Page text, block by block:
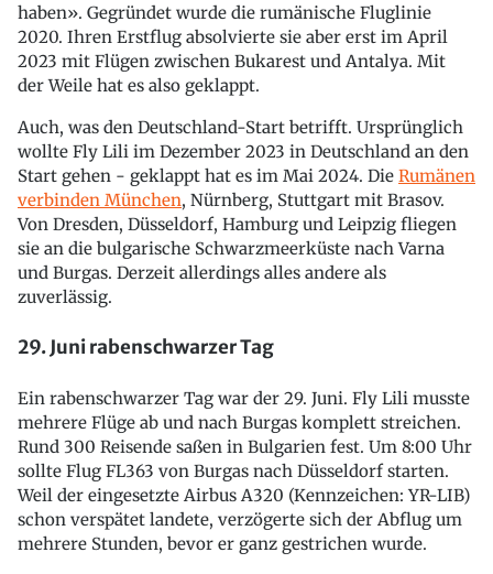
haben». Gegründet wurde die rumänische Fluglinie
2020. Ihren Erstflug absolvierte sie aber erst im April
2023 mit Flügen zwischen Bukarest und Antalya. Mit
der Weile hat es also geklappt.
Auch, was den Deutschland-Start betrifft. Ursprünglich
wollte Fly Lili im Dezember 2023 in Deutschland an den
Start gehen - geklappt hat es im Mai 2024. Die Rumänen
verbinden München, Nürnberg, Stuttgart mit Brasov.
Von Dresden, Düsseldorf, Hamburg und Leipzig fliegen
sie an die bulgarische Schwarzmeerküste nach Varna
und Burgas. Derzeit allerdings alles andere als
zuverlässig.
29. Juni rabenschwarzer Tag
Ein rabenschwarzer Tag war der 29. Juni. Fly Lili musste
mehrere Flüge ab und nach Burgas komplett streichen.
Rund 300 Reisende saßen in Bulgarien fest. Um 8:00 Uhr
sollte Flug FL363 von Burgas nach Düsseldorf starten.
Weil der eingesetzte Airbus A320 (Kennzeichen: YR-LIB)
schon verspätet landete, verzögerte sich der Abflug um
mehrere Stunden, bevor er ganz gestrichen wurde.